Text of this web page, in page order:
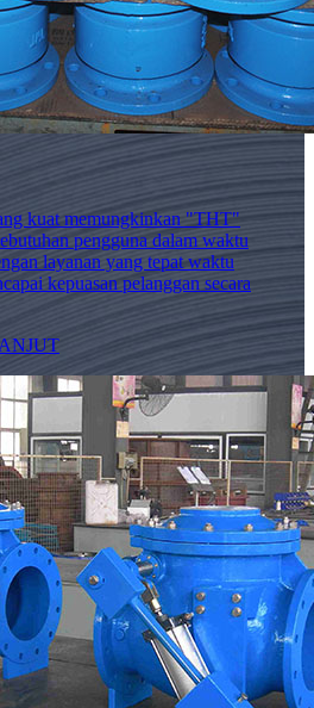
kuat memungkinkan "THT"
pengguna dalam waktu
layanan yang tepat waktu
kepuasan pelanggan secara